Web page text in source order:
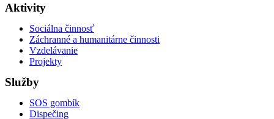
Aktivity
Sociálna činnosť
Záchranné a humanitárne činnosti
Vzdelávanie
Projekty
Služby
SOS gombík
Dispečing